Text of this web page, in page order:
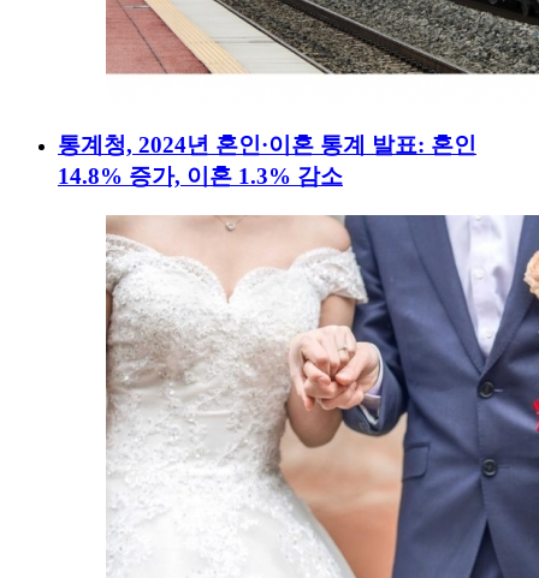
통계청, 2024년 혼인·이혼 통계 발표: 혼인
14.8% 증가, 이혼 1.3% 감소